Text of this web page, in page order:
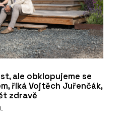
ale obklopujeme se
říká Vojtěch Juřenčák,
zdravě